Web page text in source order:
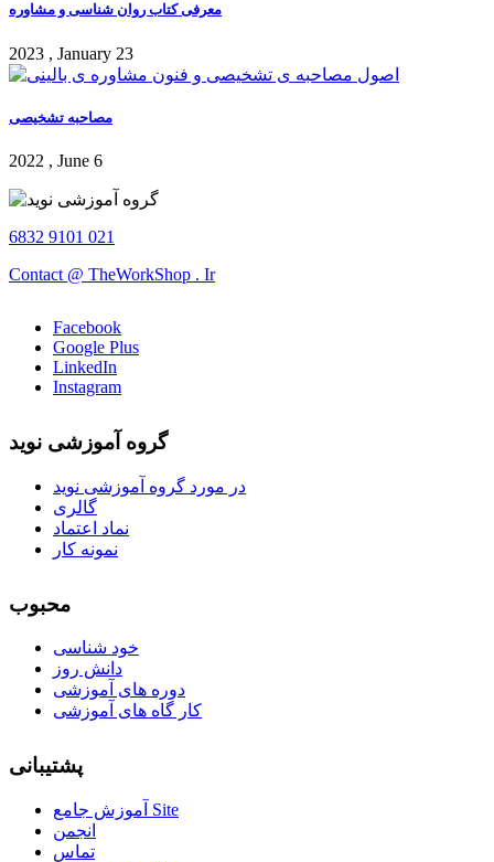
معرفی کتاب روان شناسی و مشاوره
2023 , January 23
مصاحبه تشخیصی
2022 , June 6
6832 9101 021
Contact @ TheWorkShop . Ir
Facebook
Google Plus
LinkedIn
Instagram
گروه آموزشی نوید
در مورد گروه آموزشی نوید
گالری
نماد اعتماد
نمونه کار
محبوب
خود شناسی
دانش روز
دوره های آموزشی
کار گاه های آموزشی
پشتیبانی
آموزش جامع Site
انجمن
تماس